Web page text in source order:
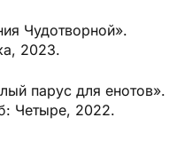
Чудотворной».
2023.
парус для енотов».
Четыре, 2022.